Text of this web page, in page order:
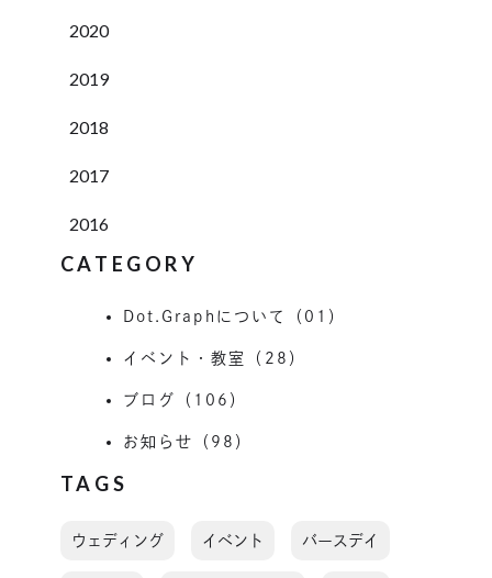
2020
2019
2018
2017
2016
CATEGORY
Dot.Graphについて（01）
イベント・教室（28）
ブログ（106）
お知らせ（98）
TAGS
ウェディング イベント バースデイ